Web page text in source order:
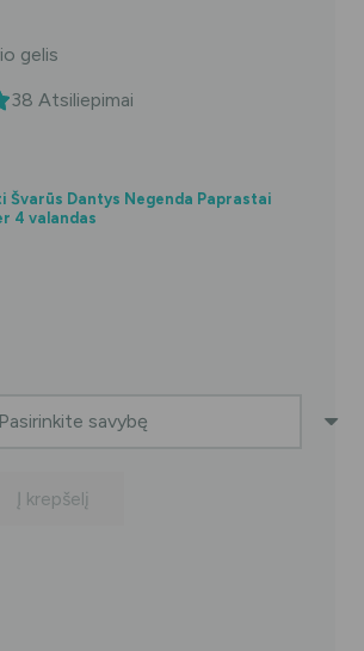
gelis
38 Atsiliepimai
Švarūs Dantys Negenda Paprastai
4 valandas
Į krepšelį